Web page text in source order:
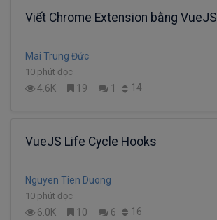
Viết Chrome Extension bằng VueJS
Mai Trung Đức
10 phút đọc
4.6K 19 1 14
VueJS Life Cycle Hooks
Nguyen Tien Duong
10 phút đọc
6.0K 10 6 16